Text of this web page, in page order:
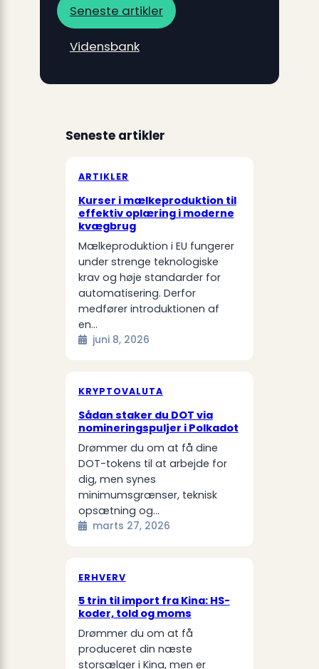
Seneste artikler
Vidensbank
Seneste artikler
ARTIKLER
Kurser i mælkeproduktion til
effektiv oplæring i moderne
kvægbrug
Mælkeproduktion i EU fungerer
under strenge teknologiske
krav og høje standarder for
automatisering. Derfor
medfører introduktionen af
en…
juni 8, 2026
KRYPTOVALUTA
Sådan staker du DOT via
nomineringspuljer i Polkadot
Drømmer du om at få dine
DOT-tokens til at arbejde for
dig, men synes
minimumsgrænser, teknisk
opsætning og…
marts 27, 2026
ERHVERV
5 trin til import fra Kina: HS-
koder, told og moms
Drømmer du om at få
produceret din næste
storsælger i Kina, men er